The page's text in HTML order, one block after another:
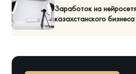
Заработок на
казахстанского бизнеса